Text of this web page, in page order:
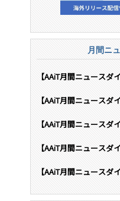
月間ニ
【AAiT月間ニュース
【AAiT月間ニュース
【AAiT月間ニュース
【AAiT月間ニュース
【AAiT月間ニュース